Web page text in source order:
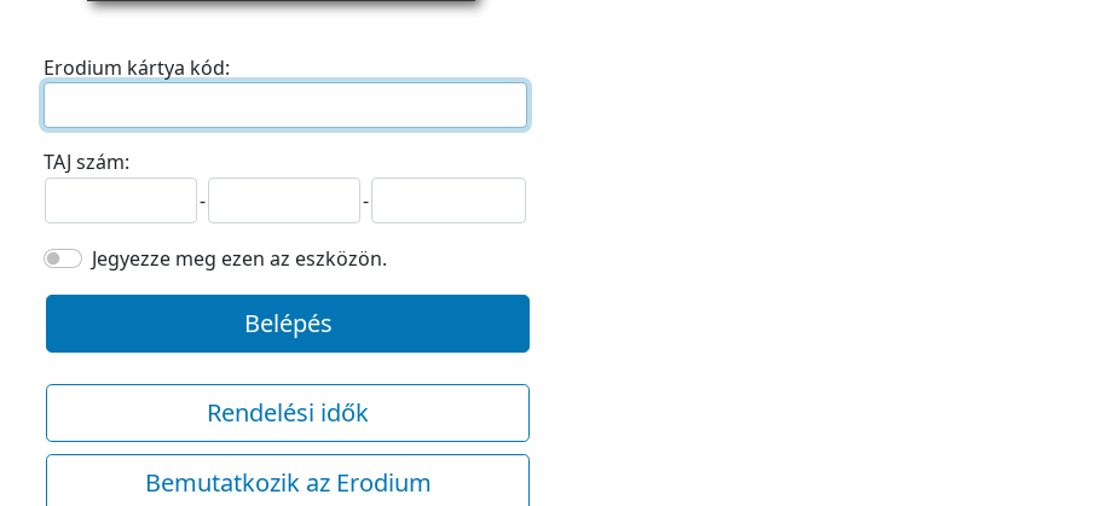
Erodium kártya kód:
TAJ szám:
-
-
Jegyezze meg ezen az eszközön.
Belépés
Rendelési idők
Bemutatkozik az Erodium